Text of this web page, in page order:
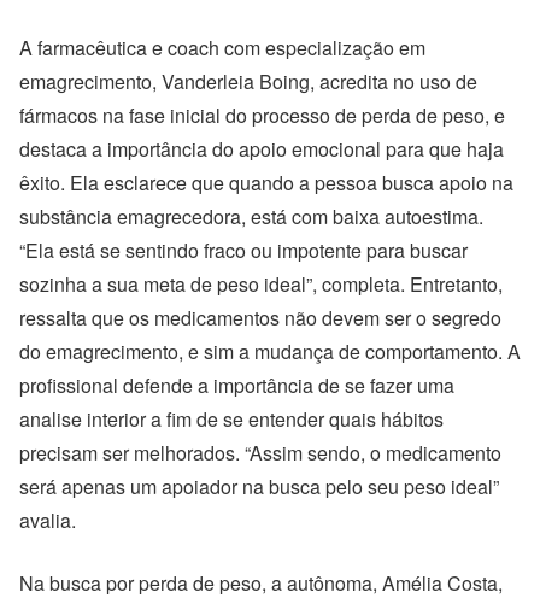
A farmacêutica e coach com especialização em
emagrecimento, Vanderleia Boing, acredita no uso de
fármacos na fase inicial do processo de perda de peso, e
destaca a importância do apoio emocional para que haja
êxito. Ela esclarece que quando a pessoa busca apoio na
substância emagrecedora, está com baixa autoestima.
“Ela está se sentindo fraco ou impotente para buscar
sozinha a sua meta de peso ideal”, completa. Entretanto,
ressalta que os medicamentos não devem ser o segredo
do emagrecimento, e sim a mudança de comportamento. A
profissional defende a importância de se fazer uma
analise interior a fim de se entender quais hábitos
precisam ser melhorados. “Assim sendo, o medicamento
será apenas um apoiador na busca pelo seu peso ideal”
avalia.
Na busca por perda de peso, a autônoma, Amélia Costa,